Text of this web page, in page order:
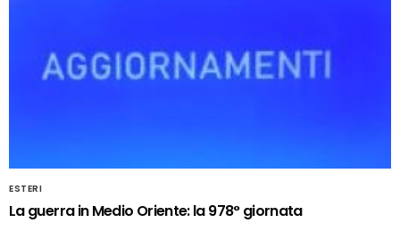
ESTERI
La guerra in Medio Oriente: la 978° giornata